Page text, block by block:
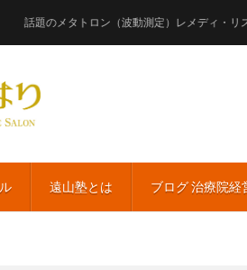
遠山塾とは ブログ 治療院経
のメタトロン（波動測定）レメディ・リスト付